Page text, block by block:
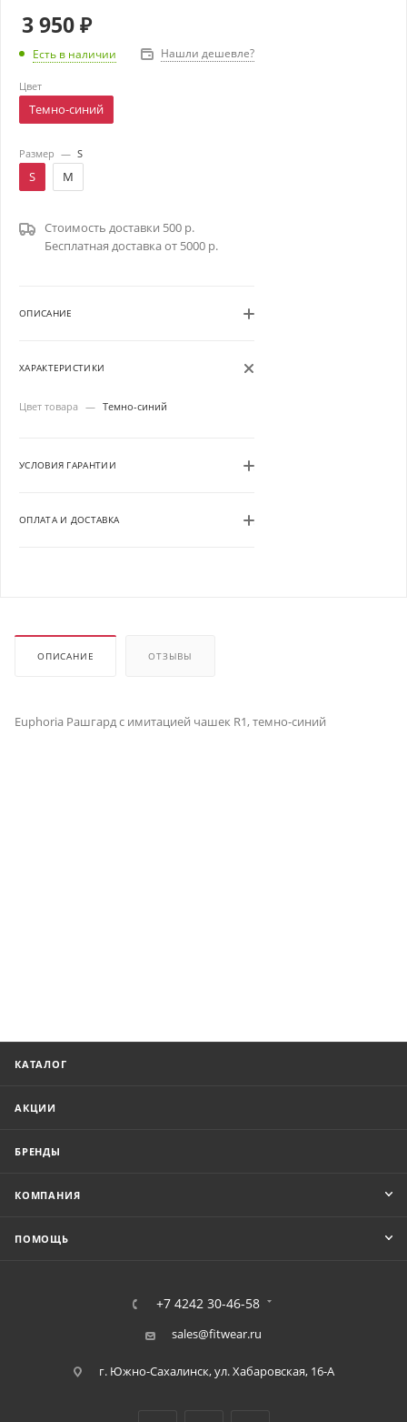
3 950₽
Есть в наличии Нашли дешевле?
Цвет
Темно-синий
Размер — S
S M
Стоимость доставки 500 р.
Бесплатная доставка от 5000 р.
ОПИСАНИЕ
ХАРАКТЕРИСТИКИ
Цвет товара — Темно-синий
УСЛОВИЯ ГАРАНТИИ
ОПЛАТА И ДОСТАВКА
ОПИСАНИЕ ОТЗЫВЫ
Euphoria Рашгард с имитацией чашек R1, темно-синий
КАТАЛОГ
АКЦИИ
БРЕНДЫ
КОМПАНИЯ
ПОМОЩЬ
+7 4242 30-46-58
sales@fitwear.ru
г. Южно-Сахалинск, ул. Хабаровская, 16-А